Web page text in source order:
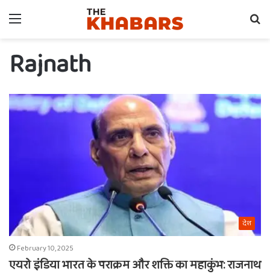
Menu
Rajnath
देश
February 10, 2025
एयरो इंडिया भारत के पराक्रम और शक्ति का महाकुंभ: राजनाथ